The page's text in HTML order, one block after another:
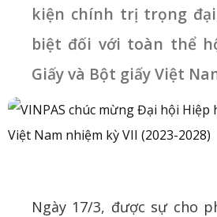
kiện chính trị trọng
biệt đối với toàn thể
Giấy và Bột giấy Việt
Ngày 17/3, được sự cho